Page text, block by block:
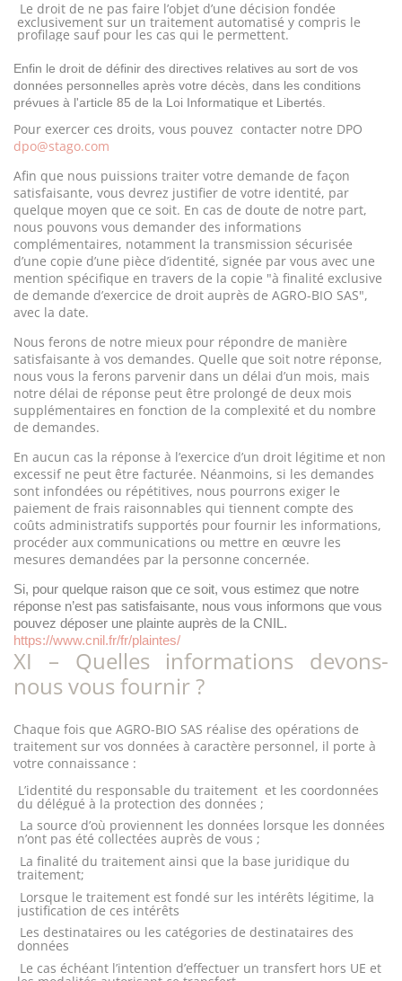
Le droit de ne pas faire l’objet d’une décision fondée
exclusivement sur un traitement automatisé y compris le
profilage sauf pour les cas qui le permettent.
Enfin le droit de définir des directives relatives au sort de vos
données personnelles après votre décès, dans les conditions
prévues à l'article 85 de la Loi Informatique et Libertés.
Pour exercer ces droits, vous pouvez contacter notre DPO
dpo@stago.com
Afin que nous puissions traiter votre demande de façon
satisfaisante, vous devrez justifier de votre identité, par
quelque moyen que ce soit. En cas de doute de notre part,
nous pouvons vous demander des informations
complémentaires, notamment la transmission sécurisée
d’une copie d’une pièce d’identité, signée par vous avec une
mention spécifique en travers de la copie "à finalité exclusive
de demande d’exercice de droit auprès de AGRO-BIO SAS",
avec la date.
Nous ferons de notre mieux pour répondre de manière
satisfaisante à vos demandes. Quelle que soit notre réponse,
nous vous la ferons parvenir dans un délai d’un mois, mais
notre délai de réponse peut être prolongé de deux mois
supplémentaires en fonction de la complexité et du nombre
de demandes.
En aucun cas la réponse à l’exercice d’un droit légitime et non
excessif ne peut être facturée. Néanmoins, si les demandes
sont infondées ou répétitives, nous pourrons exiger le
paiement de frais raisonnables qui tiennent compte des
coûts administratifs supportés pour fournir les informations,
procéder aux communications ou mettre en œuvre les
mesures demandées par la personne concernée.
Si, pour quelque raison que ce soit, vous estimez que notre
réponse n’est pas satisfaisante, nous vous informons que vous
pouvez déposer une plainte auprès de la CNIL.
https://www.cnil.fr/fr/plaintes/
XI – Quelles informations devons-
nous vous fournir ?
Chaque fois que AGRO-BIO SAS réalise des opérations de
traitement sur vos données à caractère personnel, il porte à
votre connaissance :
L’identité du responsable du traitement et les coordonnées
du délégué à la protection des données ;
La source d’où proviennent les données lorsque les données
n’ont pas été collectées auprès de vous ;
La finalité du traitement ainsi que la base juridique du
traitement;
Lorsque le traitement est fondé sur les intérêts légitime, la
justification de ces intérêts
Les destinataires ou les catégories de destinataires des
données
Le cas échéant l’intention d’effectuer un transfert hors UE et